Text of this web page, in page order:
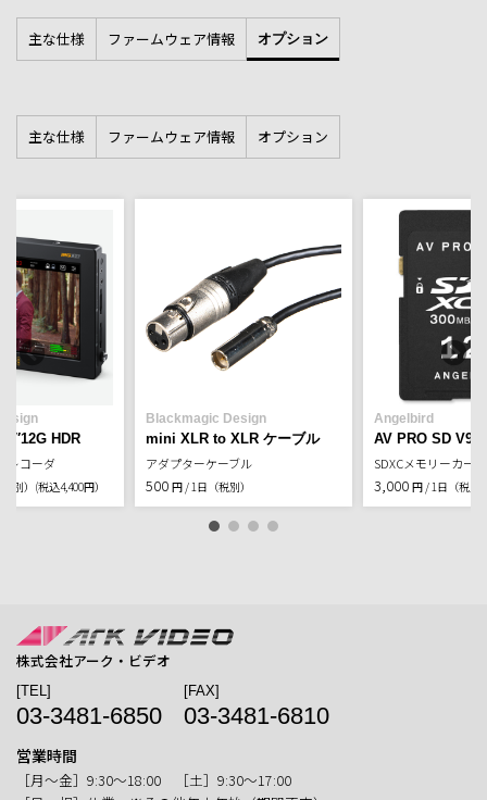
■カラースペース
REC 601、REC 709、REC 2020
■HDRサポート
HDR10、Hybrid Log Gamma
■SDI RAW
Blackmagic RAW
【HDMIビデオフォーマット】
1080i50、1080i59.94、1080i60
■Ultra HDビデオフォーマット
2160p23.98、2160p24、2160p25、2160p29.97、2160p30、2160p50、
2160p59.94、2160p60
■4Kビデオフォーマット
4Kp23.98 DCI、4Kp24 DCI、4Kp25 DCI
■HDMI色精度
著作権で保護されたHDMIソースからのキャプチャーはできません。
コンテンツをキャプチャー・配信する前に、著作権の所有を確認し
てください。
メディア
■メディア
UHS-II SD x1（Ultra HD）、通常のSDカードと互換（HD収録）。
USBタイプC 3.1 Gen1（外付けドライブへの収録用）
■メディアの種類
主な仕様 ファームウェア情報 オプション
主な仕様 ファームウェア情報 オプション
HDR
レコーダ
別） (税込4,400円）
Blackmagic Design
mini XLR to XLR ケーブル
アダプターケーブル
500 円 / 1日（税別）
Angelbird
AV PRO SD V90
SDXCメモリーカー
3,000 円 / 1日（税別
株式会社アーク・ビデオ
[TEL]
03-3481-6850
[FAX]
03-3481-6810
営業時間
［月〜金］9:30〜18:00 ［土］9:30〜17:00